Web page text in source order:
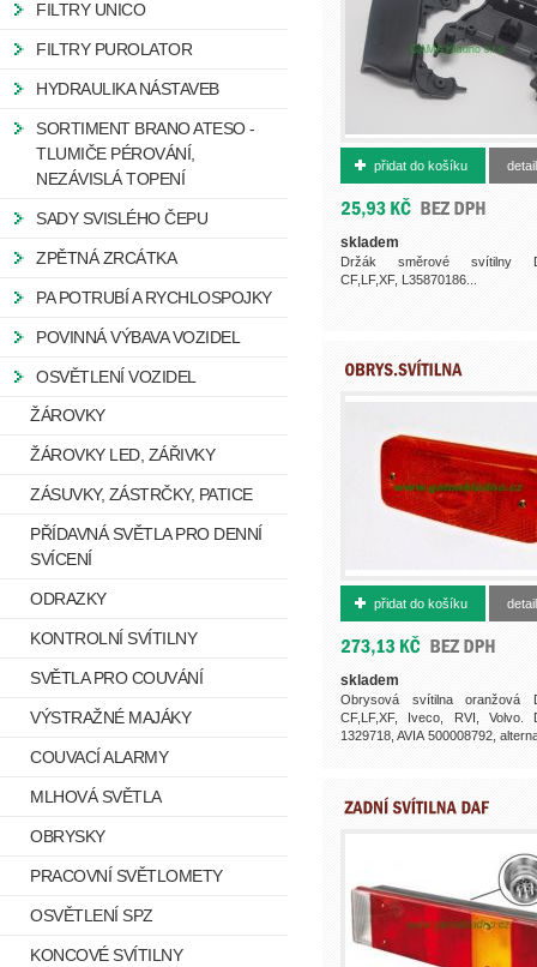
500008793
přidat do košíku detail
skladem
Držák směrové svítilny
CF,LF,XF, L35870186...
500008792
přidat do košíku detail
skladem
Obrysová svítilna oranžová
CF,LF,XF, Iveco, RVI, Volvo.
1329718, AVIA 500008792,
FILTRY UNICO
FILTRY PUROLATOR
HYDRAULIKA NÁSTAVEB
SORTIMENT BRANO ATESO -
TLUMIČE PÉROVÁNÍ,
NEZÁVISLÁ TOPENÍ
SADY SVISLÉHO ČEPU
ZPĚTNÁ ZRCÁTKA
PA POTRUBÍ A RYCHLOSPOJKY
POVINNÁ VÝBAVA VOZIDEL
OSVĚTLENÍ VOZIDEL
ŽÁROVKY
ŽÁROVKY LED, ZÁŘIVKY
ZÁSUVKY, ZÁSTRČKY, PATICE
PŘÍDAVNÁ SVĚTLA PRO DENNÍ
SVÍCENÍ
ODRAZKY
KONTROLNÍ SVÍTILNY
SVĚTLA PRO COUVÁNÍ
VÝSTRAŽNÉ MAJÁKY
COUVACÍ ALARMY
MLHOVÁ SVĚTLA
OBRYSKY
PRACOVNÍ SVĚTLOMETY
OSVĚTLENÍ SPZ
KONCOVÉ SVÍTILNY